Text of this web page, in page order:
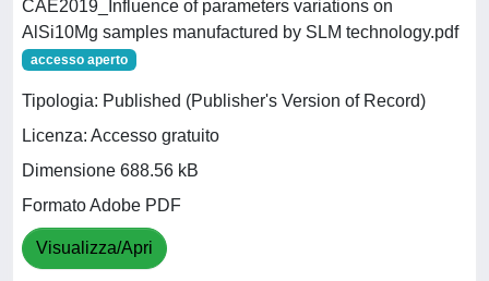
CAE2019_Influence of parameters variations on
AlSi10Mg samples manufactured by SLM technology.pdf
accesso aperto
Tipologia: Published (Publisher's Version of Record)
Licenza: Accesso gratuito
Dimensione 688.56 kB
Formato Adobe PDF
Visualizza/Apri